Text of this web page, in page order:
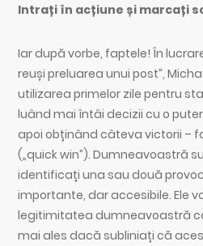
Intrați în acțiune și marcați
Iar după vorbe, faptele! În
reuși preluarea unui post”,
utilizarea primelor zile pentru
luând mai întâi decizii cu o
apoi obținând câteva victorii –
(„quick win”). Dumneavoastră
identificați una sau două
importante, dar accesibile. Ele
legitimitatea dumneavoastră
mai ales dacă subliniați că